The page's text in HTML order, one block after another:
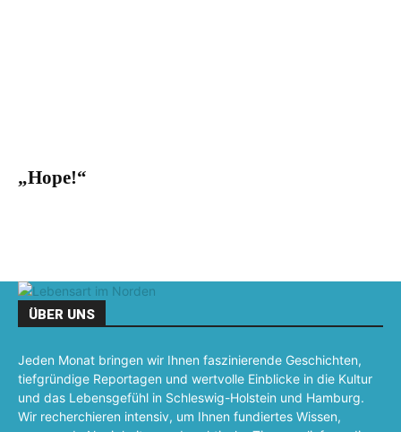
„Hope!“
ÜBER UNS
Jeden Monat bringen wir Ihnen faszinierende Geschichten,
tiefgründige Reportagen und wertvolle Einblicke in die Kultur
und das Lebensgefühl in Schleswig-Holstein und Hamburg.
Wir recherchieren intensiv, um Ihnen fundiertes Wissen,